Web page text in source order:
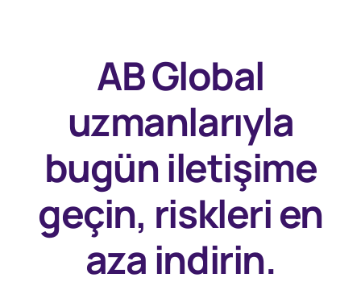
AB Global
uzmanlarıyla
bugüniletişime
geçin, riskleri en
aza indirin.